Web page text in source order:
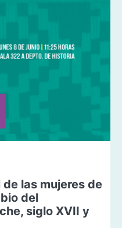
las mujeres de
del
siglo XVII y